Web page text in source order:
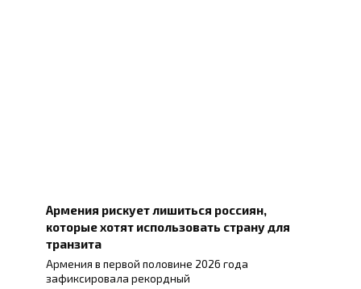
Армения рискует лишиться россиян,
которые хотят использовать страну для
транзита
Армения в первой половине 2026 года
зафиксировала рекордный